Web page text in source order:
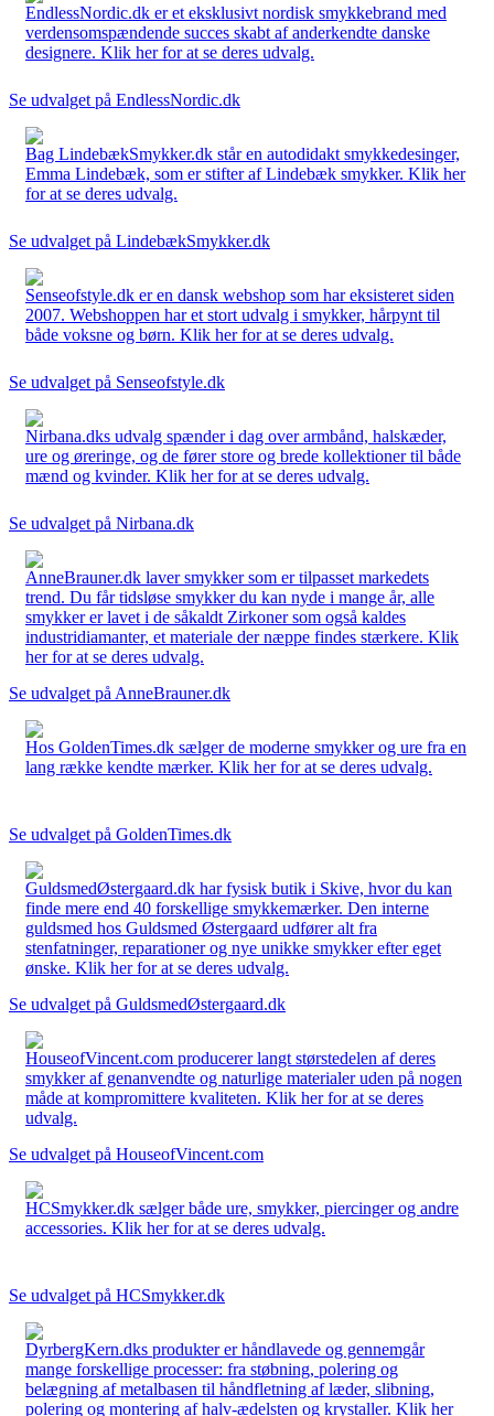
EndlessNordic.dk er et eksklusivt nordisk smykkebrand med
verdensomspændende succes skabt af anderkendte danske
designere. Klik her for at se deres udvalg.
Se udvalget på EndlessNordic.dk
Bag LindebækSmykker.dk står en autodidakt smykkedesinger,
Emma Lindebæk, som er stifter af Lindebæk smykker. Klik her
for at se deres udvalg.
Se udvalget på LindebækSmykker.dk
Senseofstyle.dk er en dansk webshop som har eksisteret siden
2007. Webshoppen har et stort udvalg i smykker, hårpynt til
både voksne og børn. Klik her for at se deres udvalg.
Se udvalget på Senseofstyle.dk
Nirbana.dks udvalg spænder i dag over armbånd, halskæder,
ure og øreringe, og de fører store og brede kollektioner til både
mænd og kvinder. Klik her for at se deres udvalg.
Se udvalget på Nirbana.dk
AnneBrauner.dk laver smykker som er tilpasset markedets
trend. Du får tidsløse smykker du kan nyde i mange år, alle
smykker er lavet i de såkaldt Zirkoner som også kaldes
industridiamanter, et materiale der næppe findes stærkere. Klik
her for at se deres udvalg.
Se udvalget på AnneBrauner.dk
Hos GoldenTimes.dk sælger de moderne smykker og ure fra en
lang række kendte mærker. Klik her for at se deres udvalg.
Se udvalget på GoldenTimes.dk
GuldsmedØstergaard.dk har fysisk butik i Skive, hvor du kan
finde mere end 40 forskellige smykkemærker. Den interne
guldsmed hos Guldsmed Østergaard udfører alt fra
stenfatninger, reparationer og nye unikke smykker efter eget
ønske. Klik her for at se deres udvalg.
Se udvalget på GuldsmedØstergaard.dk
HouseofVincent.com producerer langt størstedelen af deres
smykker af genanvendte og naturlige materialer uden på nogen
måde at kompromittere kvaliteten. Klik her for at se deres
udvalg.
Se udvalget på HouseofVincent.com
HCSmykker.dk sælger både ure, smykker, piercinger og andre
accessories. Klik her for at se deres udvalg.
Se udvalget på HCSmykker.dk
DyrbergKern.dks produkter er håndlavede og gennemgår
mange forskellige processer: fra støbning, polering og
belægning af metalbasen til håndfletning af læder, slibning,
polering og montering af halv-ædelsten og krystaller. Klik her